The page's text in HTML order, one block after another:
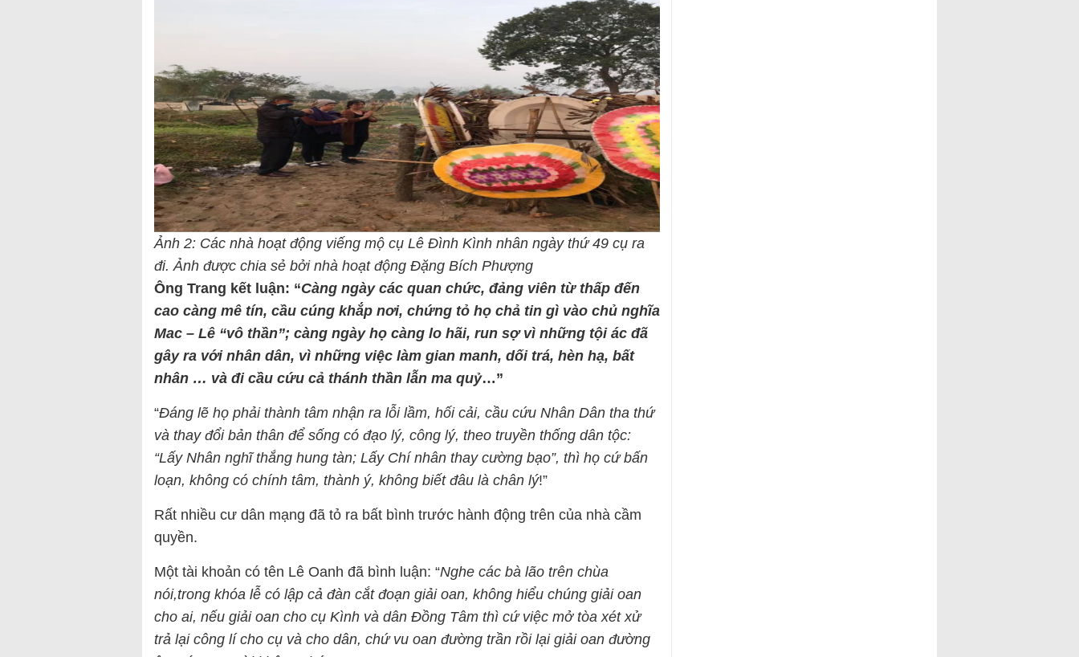
Ảnh 2: Các nhà hoạt động viếng mộ cụ Lê Đình Kình nhân ngày thứ 49 cụ ra
đi. Ảnh được chia sẻ bởi nhà hoạt động Đặng Bích Phượng
Ông Trang kết luận: “Càng ngày các quan chức, đảng viên từ thấp đến
cao càng mê tín, cầu cúng khắp nơi, chứng tỏ họ chả tin gì vào chủ nghĩa
Mac – Lê “vô thần”; càng ngày họ càng lo hãi, run sợ vì những tội ác đã
gây ra với nhân dân, vì những việc làm gian manh, dối trá, hèn hạ, bất
nhân … và đi cầu cứu cả thánh thần lẫn ma quỷ…”
“Đáng lẽ họ phải thành tâm nhận ra lỗi lầm, hối cải, cầu cứu Nhân Dân tha thứ
và thay đổi bản thân để sống có đạo lý, công lý, theo truyền thống dân tộc:
“Lấy Nhân nghĩ thắng hung tàn; Lấy Chí nhân thay cường bạo”, thì họ cứ bấn
loạn, không có chính tâm, thành ý, không biết đâu là chân lý!”
Rất nhiều cư dân mạng đã tỏ ra bất bình trước hành động trên của nhà cầm
quyền.
Một tài khoản có tên Lê Oanh đã bình luận: “Nghe các bà lão trên chùa
nói,trong khóa lễ có lập cả đàn cắt đoạn giải oan, không hiểu chúng giải oan
cho ai, nếu giải oan cho cụ Kình và dân Đồng Tâm thì cứ việc mở tòa xét xử
trả lại công lí cho cụ và cho dân, chứ vu oan đường trần rồi lại giải oan đường